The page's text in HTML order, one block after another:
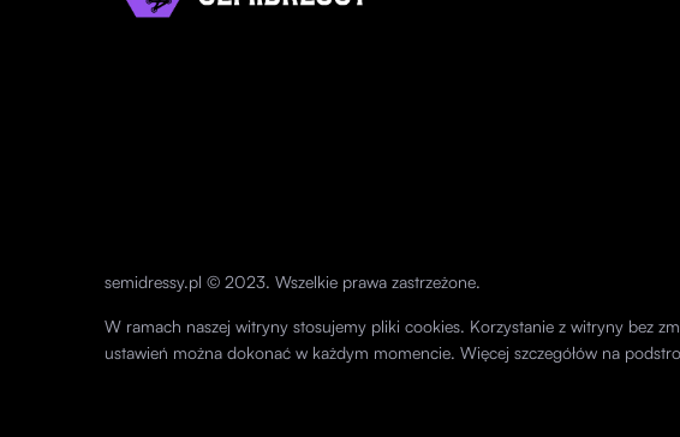
semidressy.pl © 2023. Wszelkie prawa zastrzeżone.
W ramach naszej witryny stosujemy pliki cookies. Korzystanie z witryny bez
ustawień można dokonać w każdym momencie. Więcej szczegółów na